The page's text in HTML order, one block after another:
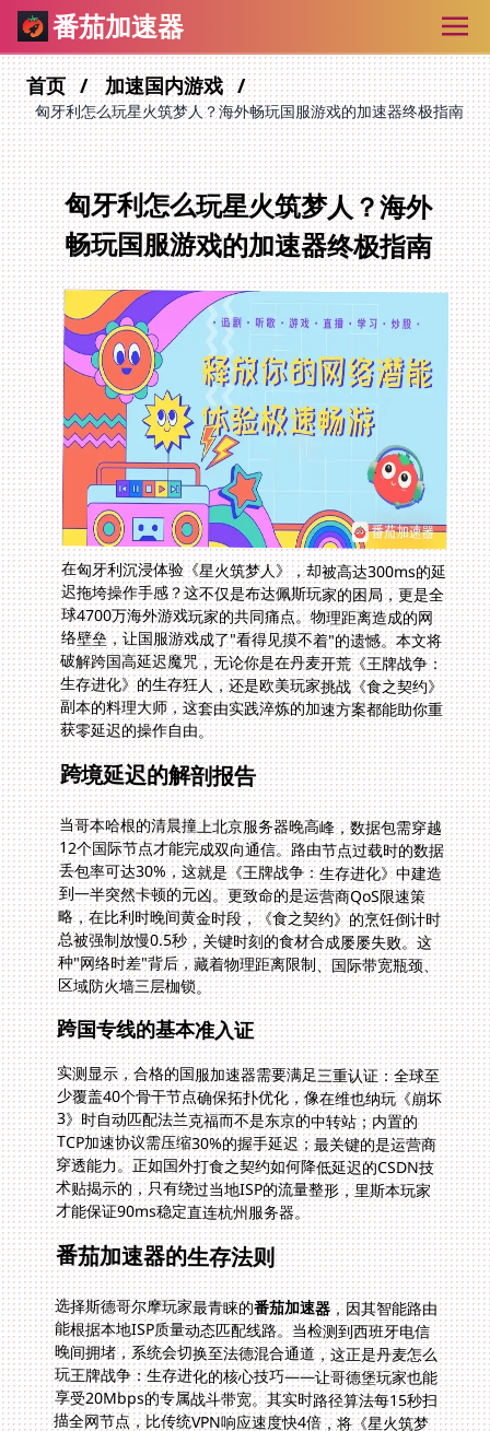
番茄加速器
首页 加速国内游戏
匈牙利怎么玩星火筑梦人？海外畅玩国服游戏的加速器终极指南
匈牙利怎么玩星火筑梦人？海外
畅玩国服游戏的加速器终极指南
在匈牙利沉浸体验《星火筑梦人》，却被高达300ms的延
迟拖垮操作手感？这不仅是布达佩斯玩家的困局，更是全
球4700万海外游戏玩家的共同痛点。物理距离造成的网
络壁垒，让国服游戏成了"看得见摸不着"的遗憾。本文将
破解跨国高延迟魔咒，无论你是在丹麦开荒《王牌战争：
生存进化》的生存狂人，还是欧美玩家挑战《食之契约》
副本的料理大师，这套由实践淬炼的加速方案都能助你重
获零延迟的操作自由。
跨境延迟的解剖报告
当哥本哈根的清晨撞上北京服务器晚高峰，数据包需穿越
12个国际节点才能完成双向通信。路由节点过载时的数据
丢包率可达30%，这就是《王牌战争：生存进化》中建造
到一半突然卡顿的元凶。更致命的是运营商QoS限速策
略，在比利时晚间黄金时段，《食之契约》的烹饪倒计时
总被强制放慢0.5秒，关键时刻的食材合成屡屡失败。这
种"网络时差"背后，藏着物理距离限制、国际带宽瓶颈、
区域防火墙三层枷锁。
跨国专线的基本准入证
实测显示，合格的国服加速器需要满足三重认证：全球至
少覆盖40个骨干节点确保拓扑优化，像在维也纳玩《崩坏
3》时自动匹配法兰克福而不是东京的中转站；内置的
TCP加速协议需压缩30%的握手延迟；最关键的是运营商
穿透能力。正如国外打食之契约如何降低延迟的CSDN技
术贴揭示的，只有绕过当地ISP的流量整形，里斯本玩家
才能保证90ms稳定直连杭州服务器。
番茄加速器的生存法则
选择斯德哥尔摩玩家最青睐的番茄加速器，因其智能路由
能根据本地ISP质量动态匹配线路。当检测到西班牙电信
晚间拥堵，系统会切换至法德混合通道，这正是丹麦怎么
玩王牌战争：生存进化的核心技巧——让哥德堡玩家也能
享受20Mbps的专属战斗带宽。其实时路径算法每15秒扫
描全网节点，比传统VPN响应速度快4倍，将《星火筑梦